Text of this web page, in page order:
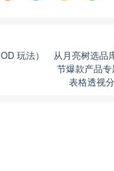
玩法）
从月亮树选品
节爆款产品
表格透视